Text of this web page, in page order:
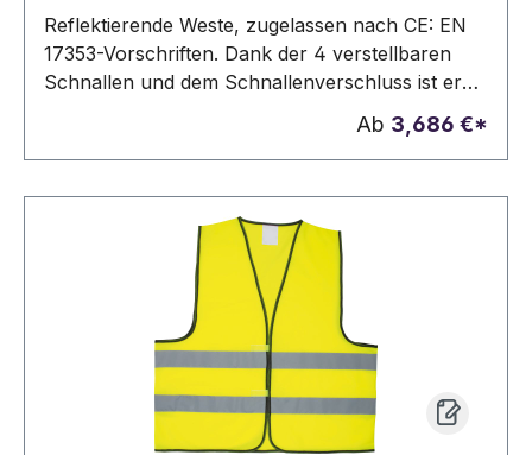
Reflektierende Weste, zugelassen nach CE: EN
17353-Vorschriften. Dank der 4 verstellbaren
Schnallen und dem Schnallenverschluss ist er
sehr bequem und einfach zu bedienen. Erhältlich
in fluoreszierendem Gelb, mit reflektierenden
Streifen. Einheitsgröße für
Erwachsene.Einheitsgrösse. Erwachsene.
Zugelassen. Verstellbar
Ab 3,686 €*